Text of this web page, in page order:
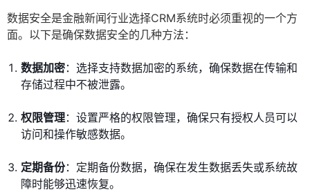
数据安全是金融新闻行业选择CRM系统时必须重视的一个方
面。以下是确保数据安全的几种方法：
数据加密：选择支持数据加密的系统，确保数据在传输和
存储过程中不被泄露。
权限管理：设置严格的权限管理，确保只有授权人员可以
访问和操作敏感数据。
定期备份：定期备份数据，确保在发生数据丢失或系统故
障时能够迅速恢复。